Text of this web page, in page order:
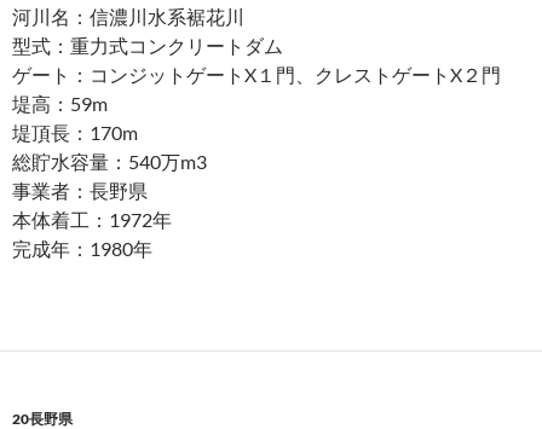
河川名：信濃川水系裾花川
型式：重力式コンクリートダム
ゲート：コンジットゲートX１門、クレストゲートX２門
堤高：59m
堤頂長：170m
総貯水容量：540万m3
事業者：長野県
本体着工：1972年
完成年：1980年
20長野県